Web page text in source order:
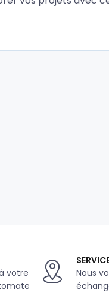
votre
Nous